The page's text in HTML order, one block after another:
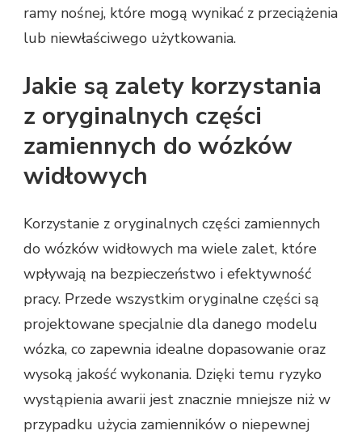
ramy nośnej, które mogą wynikać z przeciążenia
lub niewłaściwego użytkowania.
Jakie są zalety korzystania
z oryginalnych części
zamiennych do wózków
widłowych
Korzystanie z oryginalnych części zamiennych
do wózków widłowych ma wiele zalet, które
wpływają na bezpieczeństwo i efektywność
pracy. Przede wszystkim oryginalne części są
projektowane specjalnie dla danego modelu
wózka, co zapewnia idealne dopasowanie oraz
wysoką jakość wykonania. Dzięki temu ryzyko
wystąpienia awarii jest znacznie mniejsze niż w
przypadku użycia zamienników o niepewnej